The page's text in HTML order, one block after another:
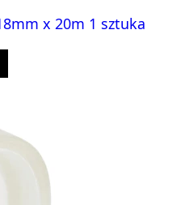
x 20m 1 sztuka